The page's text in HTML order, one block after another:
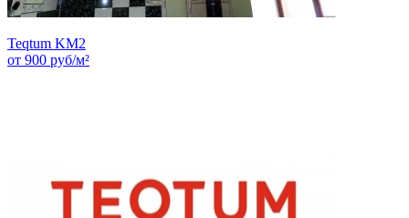
Teqtum KM2
от 900 руб/м²